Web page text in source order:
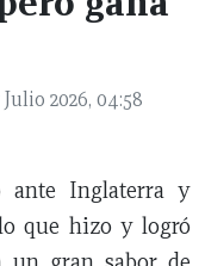
Julio 2026, 04:58
ante Inglaterra y
que hizo y logró